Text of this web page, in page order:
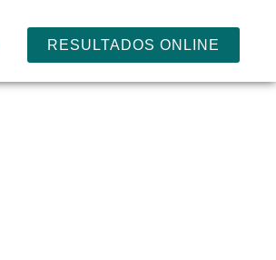
RESULTADOS ONLINE